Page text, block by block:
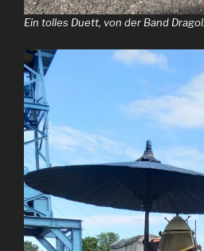
Ein tolles Duett, von der Band Dragol.